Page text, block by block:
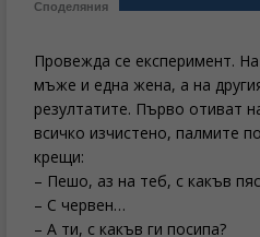
Споделяния
Провежда се експеримент.
мъже и една жена, а на
резултатите. Първо отиват
всичко изчистено, палмите
крещи:
– Пешо, аз на теб, с какъв
– С червен…
– А ти, с какъв ги посипа?